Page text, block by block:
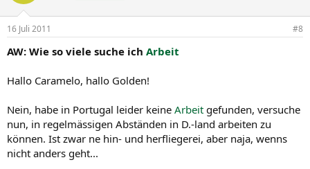
16 Juli 2011 #8
AW: Wie so viele suche ich Arbeit
Hallo Caramelo, hallo Golden!
Nein, habe in Portugal leider keine Arbeit gefunden, versuche
nun, in regelmässigen Abständen in D.-land arbeiten zu
können. Ist zwar ne hin- und herfliegerei, aber naja, wenns
nicht anders geht...